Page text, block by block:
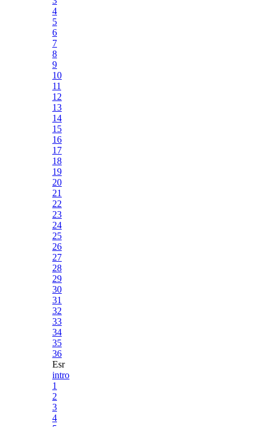
4
5
6
7
8
9
10
11
12
13
14
15
16
17
18
19
20
21
22
23
24
25
26
27
28
29
30
31
32
33
34
35
36
Esr
intro
1
2
3
4